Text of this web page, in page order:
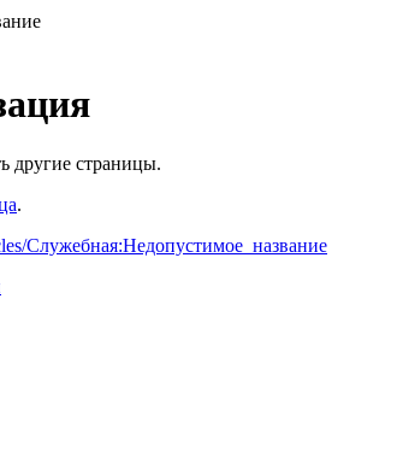
другие страницы.
.
Служебная:Недопустимое_название